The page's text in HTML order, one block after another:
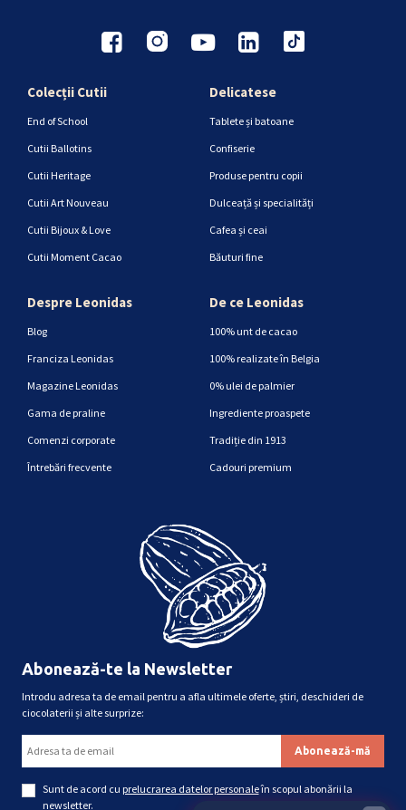
Colecții Cutii
End of School
Cutii Ballotins
Cutii Heritage
Cutii Art Nouveau
Cutii Bijoux & Love
Cutii Moment Cacao
Delicatese
Tablete și batoane
Confiserie
Produse pentru copii
Dulceață și specialități
Cafea și ceai
Băuturi fine
Despre Leonidas
Blog
Franciza Leonidas
Magazine Leonidas
Gama de praline
Comenzi corporate
Întrebări frecvente
De ce Leonidas
100% unt de cacao
100% realizate în Belgia
0% ulei de palmier
Ingrediente proaspete
Tradiție din 1913
Cadouri premium
Abonează-te la Newsletter
Introdu adresa ta de email pentru a afla ultimele oferte, știri, deschideri de
ciocolaterii și alte surprize:
Sunt de acord cu prelucrarea datelor personaleîn scopul abonării la
newsletter.